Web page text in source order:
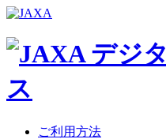
ご利用方法